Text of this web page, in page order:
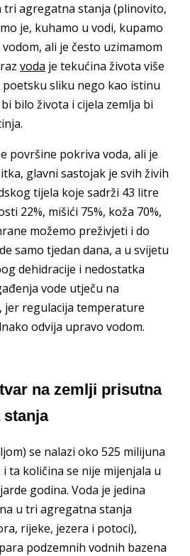
tri agregatna stanja (plinovito,
je, kuhamo u vodi, kupamo
ali je često uzimamom
voda je tekućina života više
sliku nego kao istinu
bilo života i cijela zemlja bi
površine pokriva voda, ali je
glavni sastojak je svih živih
tijela koje sadrži 43 litre
22%, mišići 75%, koža 70%,
možemo preživjeti i do
samo tjedan dana, a u svijetu
dehidracije i nedostatka
vode utječu na
jer regulacija temperature
odvija upravo vodom.
na zemlji prisutna
stanja
se nalazi oko 525 milijuna
ta količina se nije mijenjala u
godina. Voda je jedina
u tri agregatna stanja
rijeke, jezera i potoci),
podzemnih vodnih bazena